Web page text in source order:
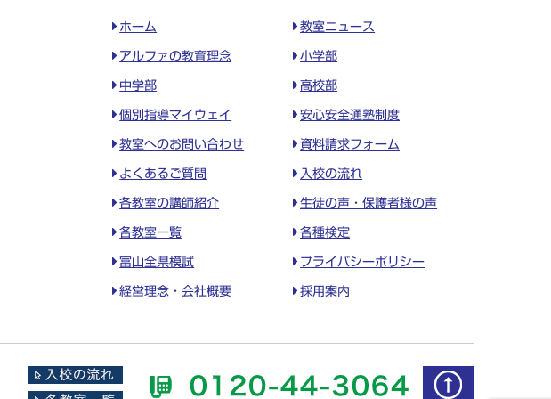
ホーム 教室ニュース
アルファの教育理念 小学部
中学部 高校部
個別指導マイウェイ 安心安全通塾制度
教室へのお問い合わせ 資料請求フォーム
よくあるご質問 入校の流れ
各教室の講師紹介 生徒の声・保護者様の声
各教室一覧 各種検定
富山全県模試 プライバシーポリシー
経営理念・会社概要 採用案内